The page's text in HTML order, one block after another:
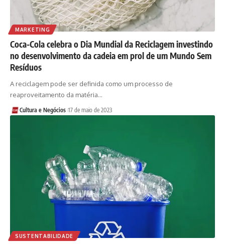
MARKETING
Coca-Cola celebra o Dia Mundial da Reciclagem investindo
no desenvolvimento da cadeia em prol de um Mundo Sem
Resíduos
A reciclagem pode ser definida como um processo de
reaproveitamento da matéria…
Cultura e Negócios 17 de maio de 2023
SUSTENTABILIDADE